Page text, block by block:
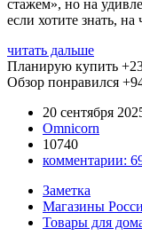
стажем», но на
если хотите знать, на
читать дальше
Планирую купить
Обзор понравился
20 сентября
Omnicorn
10740
комментарии:
Заметка
Магазины
Товары для